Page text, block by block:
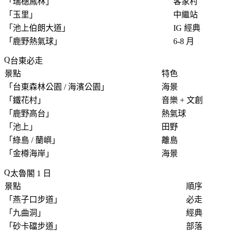
「 玉里 」
中繼站
「 池上伯朗大道 」
IG 經典
「 鹿野熱氣球 」 6-8 月
台東必走
景點
特色
「 台東森林公園 / 海濱公園 」
海景
「 鐵花村 」
音樂 + 文創
「 鹿野高台 」
熱氣球
「 池上 」
田野
「 綠島 / 蘭嶼 」
離島
「 金樽海岸 」 海景
太魯閣 1 日
景點
順序
「 燕子口步道 」
必走
「 九曲洞 」
經典
「 砂卡礑步道 」
部落